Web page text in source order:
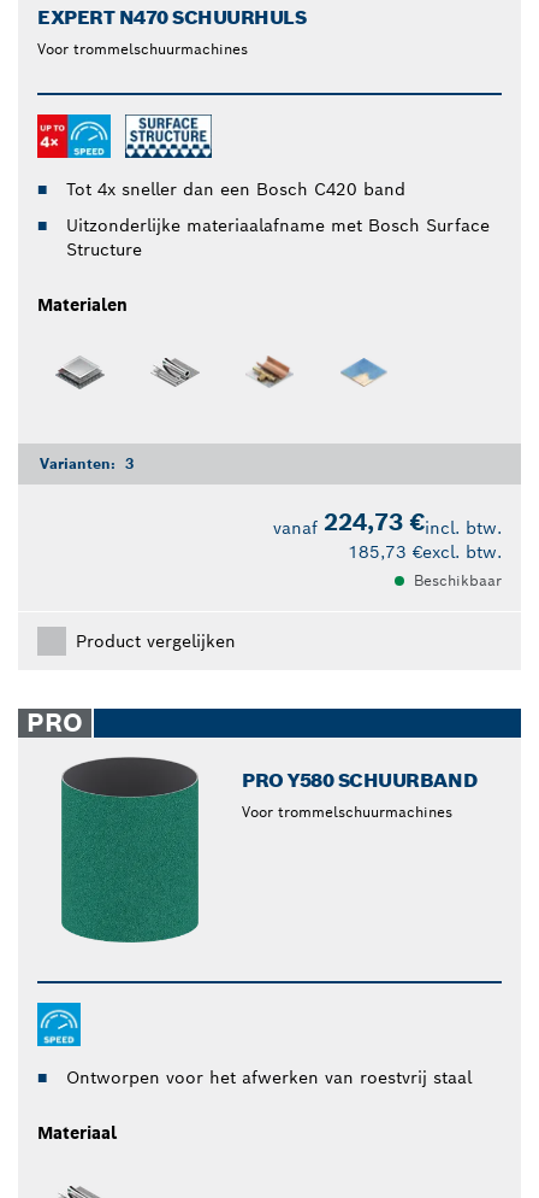
EXPERT N470 SCHUURHULS
Voor trommelschuurmachines
Tot 4x sneller dan een Bosch C420 band
Uitzonderlijke materiaalafname met Bosch Surface
Structure
Materialen
Varianten: 3
vanaf 224,73 €incl. btw.
185,73 €excl. btw.
Beschikbaar
Product vergelijken
PRO
PRO Y580 SCHUURBAND
Voor trommelschuurmachines
Ontworpen voor het afwerken van roestvrij staal
Materiaal